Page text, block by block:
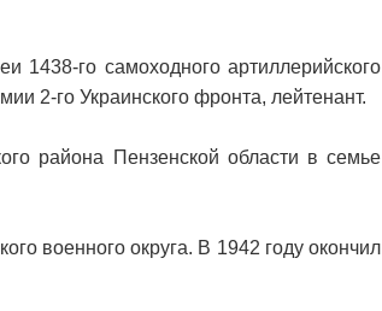
1438-го самоходного артиллерийского
2-го Украинского фронта, лейтенант.
района Пензенской области в семье
военного округа. В 1942 году окончил